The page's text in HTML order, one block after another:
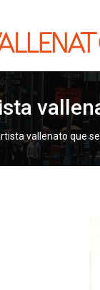
vallenato que